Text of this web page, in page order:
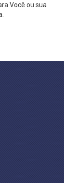
Você ou sua